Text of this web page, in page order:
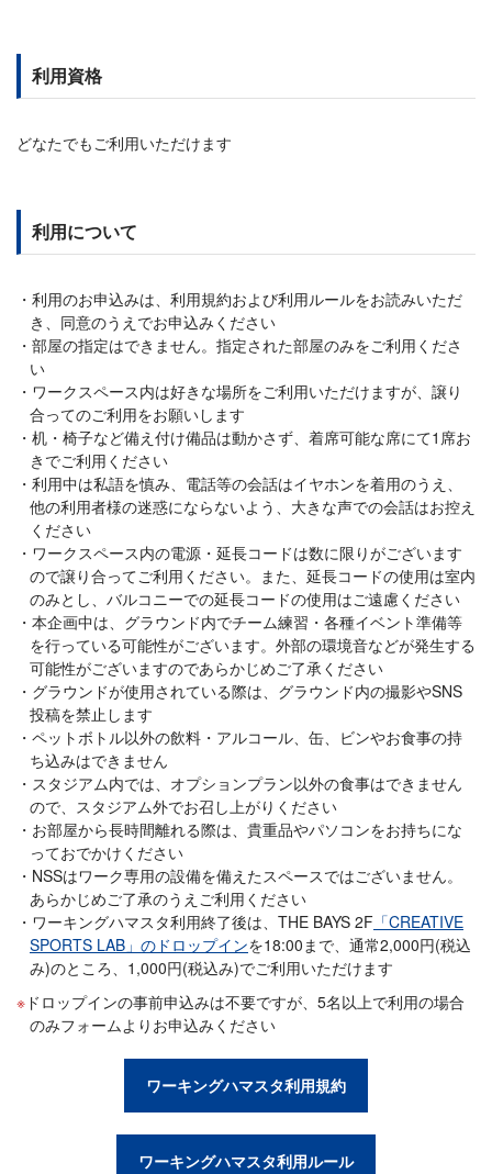
利用資格
どなたでもご利用いただけます
利用について
利用のお申込みは、利用規約および利用ルールをお読みいただ
き、同意のうえでお申込みください
部屋の指定はできません。指定された部屋のみをご利用くださ
い
ワークスペース内は好きな場所をご利用いただけますが、譲り
合ってのご利用をお願いします
机・椅子など備え付け備品は動かさず、着席可能な席にて1席お
きでご利用ください
利用中は私語を慎み、電話等の会話はイヤホンを着用のうえ、
他の利用者様の迷惑にならないよう、大きな声での会話はお控え
ください
ワークスペース内の電源・延長コードは数に限りがございます
ので譲り合ってご利用ください。また、延長コードの使用は室内
のみとし、バルコニーでの延長コードの使用はご遠慮ください
本企画中は、グラウンド内でチーム練習・各種イベント準備等
を行っている可能性がございます。外部の環境音などが発生する
可能性がございますのであらかじめご了承ください
グラウンドが使用されている際は、グラウンド内の撮影やSNS
投稿を禁止します
ペットボトル以外の飲料・アルコール、缶、ビンやお食事の持
ち込みはできません
スタジアム内では、オプションプラン以外の食事はできません
ので、スタジアム外でお召し上がりください
お部屋から長時間離れる際は、貴重品やパソコンをお持ちにな
っておでかけください
NSSはワーク専用の設備を備えたスペースではございません。
あらかじめご了承のうえご利用ください
ワーキングハマスタ利用終了後は、THE BAYS 2F 「CREATIVE
SPORTS LAB」のドロップインを18:00まで、通常2,000円(税込
み)のところ、1,000円(税込み)でご利用いただけます
ドロップインの事前申込みは不要ですが、5名以上で利用の場合
のみフォームよりお申込みください
ワーキングハマスタ利用規約
ワーキングハマスタ利用ルール